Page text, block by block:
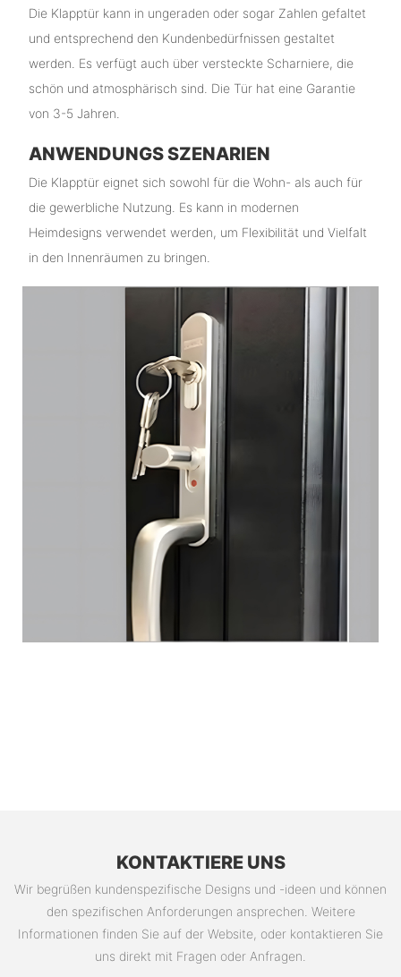
Die Klapptür kann in ungeraden oder sogar Zahlen gefaltet
und entsprechend den Kundenbedürfnissen gestaltet
werden. Es verfügt auch über versteckte Scharniere, die
schön und atmosphärisch sind. Die Tür hat eine Garantie
von 3-5 Jahren.
ANWENDUNGS SZENARIEN
Die Klapptür eignet sich sowohl für die Wohn- als auch für
die gewerbliche Nutzung. Es kann in modernen
Heimdesigns verwendet werden, um Flexibilität und Vielfalt
in den Innenräumen zu bringen.
KONTAKTIERE UNS
Wir begrüßen kundenspezifische Designs und -ideen und können
den spezifischen Anforderungen ansprechen. Weitere
Informationen finden Sie auf der Website, oder kontaktieren Sie
uns direkt mit Fragen oder Anfragen.